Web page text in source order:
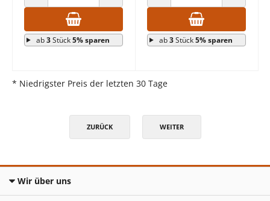
ANZAHL VERRINGERN ANZAHL ERHÖHEN
ab3Stück5% sparen
ANZAHL VERRINGERN ANZAHL
ab3Stück5% sparen
* Niedrigster Preis der letzten 30 Tage
ZURÜCK WEITER
Wir über uns